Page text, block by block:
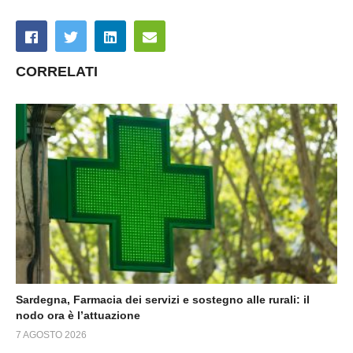
CORRELATI
Sardegna, Farmacia dei servizi e sostegno alle rurali: il
nodo ora è l’attuazione
7 AGOSTO 2026